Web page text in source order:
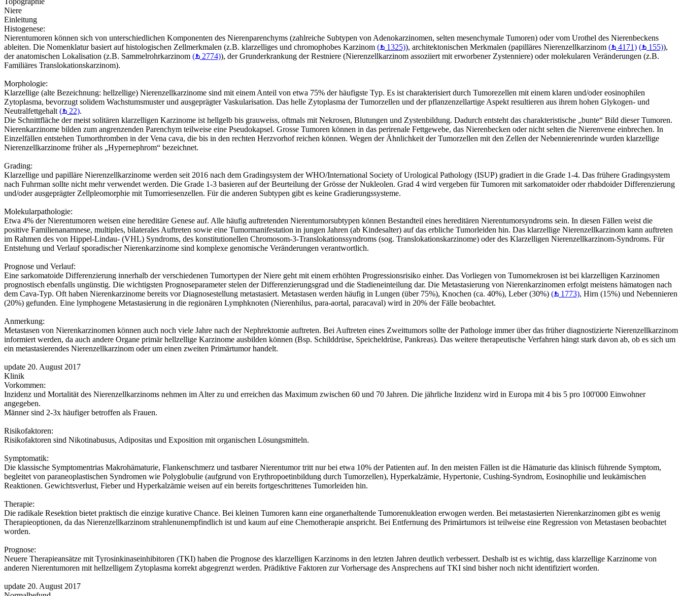
Niere
Einleitung
Histogenese:
Nierentumoren können sich von unterschiedlichen Komponenten des Nierenparenchyms (zahlreiche Subtypen von Adenokarzinomen, selten mesenchymale Tumoren) oder vom Urothel des Nierenbeckens
ableiten. Die Nomenklatur basiert auf histologischen Zellmerkmalen (z.B. klarzelliges und chromophobes Karzinom ( 1325)), architektonischen Merkmalen (papilläres Nierenzellkarzinom ( 4171) ( 155)),
der anatomischen Lokalisation (z.B. Sammelrohrkarzinom ( 2774)), der Grunderkrankung der Restniere (Nierenzellkarzinom assoziiert mit erworbener Zystenniere) oder molekularen Veränderungen (z.B.
Familiäres Translokationskarzinom).
Morphologie:
Klarzellige (alte Bezeichnung: hellzellige) Nierenzellkarzinome sind mit einem Anteil von etwa 75% der häufigste Typ. Es ist charakterisiert durch Tumorezellen mit einem klaren und/oder eosinophilen
Zytoplasma, bevorzugt solidem Wachstumsmuster und ausgeprägter Vaskularisation. Das helle Zytoplasma der Tumorzellen und der pflanzenzellartige Aspekt resultieren aus ihrem hohen Glykogen- und
Neutralfettgehalt ( 22).
Die Schnittfläche der meist solitären klarzelligen Karzinome ist hellgelb bis grauweiss, oftmals mit Nekrosen, Blutungen und Zystenbildung. Dadurch entsteht das charakteristische „bunte“ Bild dieser Tumoren.
Nierenkarzinome bilden zum angrenzenden Parenchym teilweise eine Pseudokapsel. Grosse Tumoren können in das perirenale Fettgewebe, das Nierenbecken oder nicht selten die Nierenvene einbrechen. In
Einzelfällen entstehen Tumorthromben in der Vena cava, die bis in den rechten Herzvorhof reichen können. Wegen der Ähnlichkeit der Tumorzellen mit den Zellen der Nebennierenrinde wurden klarzellige
Nierenzellkarzinome früher als „Hypernephrom“ bezeichnet.
Grading:
Klarzellige und papilläre Nierenzellkarzinome werden seit 2016 nach dem Gradingsystem der WHO/International Society of Urological Pathology (ISUP) gradiert in die Grade 1-4. Das frühere Gradingsystem
nach Fuhrman sollte nicht mehr verwendet werden. Die Grade 1-3 basieren auf der Beurteilung der Grösse der Nukleolen. Grad 4 wird vergeben für Tumoren mit sarkomatoider oder rhabdoider Differenzierung
und/oder ausgeprägter Zellpleomorphie mit Tumorriesenzellen. Für die anderen Subtypen gibt es keine Gradierungssysteme.
Molekularpathologie:
Etwa 4% der Nierentumoren weisen eine hereditäre Genese auf. Alle häufig auftretenden Nierentumorsubtypen können Bestandteil eines hereditären Nierentumorsyndroms sein. In diesen Fällen weist die
positive Familienanamnese, multiples, bilaterales Auftreten sowie eine Tumormanifestation in jungen Jahren (ab Kindesalter) auf das erbliche Tumorleiden hin. Das klarzellige Nierenzellkarzinom kann auftreten
im Rahmen des von Hippel-Lindau- (VHL) Syndroms, des konstitutionellen Chromosom-3-Translokationssyndroms (sog. Translokationskarzinome) oder des Klarzelligen Nierenzellkarzinom-Syndroms. Für
Entstehung und Verlauf sporadischer Nierenkarzinome sind komplexe genomische Veränderungen verantwortlich.
Prognose und Verlauf:
Eine sarkomatoide Differenzierung innerhalb der verschiedenen Tumortypen der Niere geht mit einem erhöhten Progressionsrisiko einher. Das Vorliegen von Tumornekrosen ist bei klarzelligen Karzinomen
prognostisch ebenfalls ungünstig. Die wichtigsten Prognoseparameter stelen der Differenzierungsgrad und die Stadieneinteilung dar. Die Metastasierung von Nierenkarzinomen erfolgt meistens hämatogen nach
dem Cava-Typ. Oft haben Nierenkarzinome bereits vor Diagnosestellung metastasiert. Metastasen werden häufig in Lungen (über 75%), Knochen (ca. 40%), Leber (30%) ( 1773), Hirn (15%) und Nebennieren
(20%) gefunden. Eine lymphogene Metastasierung in die regionären Lymphknoten (Nierenhilus, para-aortal, paracaval) wird in 20% der Fälle beobachtet.
Anmerkung:
Metastasen von Nierenkarzinomen können auch noch viele Jahre nach der Nephrektomie auftreten. Bei Auftreten eines Zweittumors sollte der Pathologe immer über das früher diagnostizierte Nierenzellkarzinom
informiert werden, da auch andere Organe primär hellzellige Karzinome ausbilden können (Bsp. Schilddrüse, Speicheldrüse, Pankreas). Das weitere therapeutische Verfahren hängt stark davon ab, ob es sich um
ein metastasierendes Nierenzellkarzinom oder um einen zweiten Primärtumor handelt.
update 20. August 2017
Klinik
Vorkommen:
Inzidenz und Mortalität des Nierenzellkarzinoms nehmen im Alter zu und erreichen das Maximum zwischen 60 und 70 Jahren. Die jährliche Inzidenz wird in Europa mit 4 bis 5 pro 100'000 Einwohner
angegeben.
Männer sind 2-3x häufiger betroffen als Frauen.
Risikofaktoren:
Risikofaktoren sind Nikotinabusus, Adipositas und Exposition mit organischen Lösungsmitteln.
Symptomatik:
Die klassische Symptomentrias Makrohämaturie, Flankenschmerz und tastbarer Nierentumor tritt nur bei etwa 10% der Patienten auf. In den meisten Fällen ist die Hämaturie das klinisch führende Symptom,
begleitet von paraneoplastischen Syndromen wie Polyglobulie (aufgrund von Erythropoetinbildung durch Tumorzellen), Hyperkalzämie, Hypertonie, Cushing-Syndrom, Eosinophilie und leukämischen
Reaktionen. Gewichtsverlust, Fieber und Hyperkalzämie weisen auf ein bereits fortgeschrittenes Tumorleiden hin.
Therapie:
Die radikale Resektion bietet praktisch die einzige kurative Chance. Bei kleinen Tumoren kann eine organerhaltende Tumorenukleation erwogen werden. Bei metastasierten Nierenkarzinomen gibt es wenig
Therapieoptionen, da das Nierenzellkarzinom strahlenunempfindlich ist und kaum auf eine Chemotherapie anspricht. Bei Entfernung des Primärtumors ist teilweise eine Regression von Metastasen beobachtet
worden.
Prognose:
Neuere Therapieansätze mit Tyrosinkinaseinhibitoren (TKI) haben die Prognose des klarzelligen Karzinoms in den letzten Jahren deutlich verbessert. Deshalb ist es wichtig, dass klarzellige Karzinome von
anderen Nierentumoren mit hellzelligem Zytoplasma korrekt abgegrenzt werden. Prädiktive Faktoren zur Vorhersage des Ansprechens auf TKI sind bisher noch nicht identifiziert worden.
update 20. August 2017